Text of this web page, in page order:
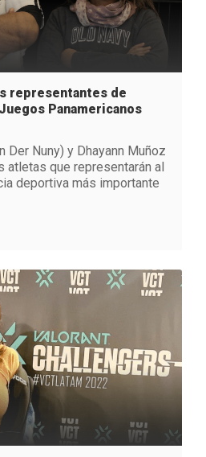
representantes de
Panamericanos
Der Nuny) y Dhayann Muñoz
atletas que representarán al
deportiva más importante